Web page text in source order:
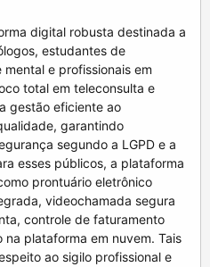
digital robusta destinada a
estudantes de
e profissionais em
total em teleconsulta e
gestão eficiente ao
garantindo
segundo a LGPD e a
esses públicos, a plataforma
prontuário eletrônico
videochamada segura
controle de faturamento
plataforma em nuvem. Tais
ao sigilo profissional e